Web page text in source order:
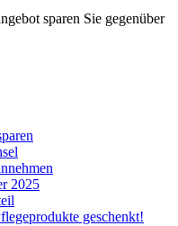
sparen Sie gegenüber
2025
geschenkt!